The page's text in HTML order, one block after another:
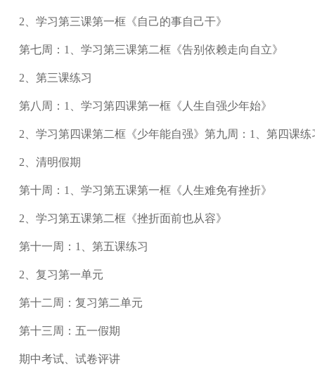
2、学习第三课第一框《自己的事自己干》
第七周：1、学习第三课第二框《告别依赖走向自立》
2、第三课练习
第八周：1、学习第四课第一框《人生自强少年始》
2、学习第四课第二框《少年能自强》第九周：1、第四课练
2、清明假期
第十周：1、学习第五课第一框《人生难免有挫折》
2、学习第五课第二框《挫折面前也从容》
第十一周：1、第五课练习
2、复习第一单元
第十二周：复习第二单元
第十三周：五一假期
期中考试、试卷评讲